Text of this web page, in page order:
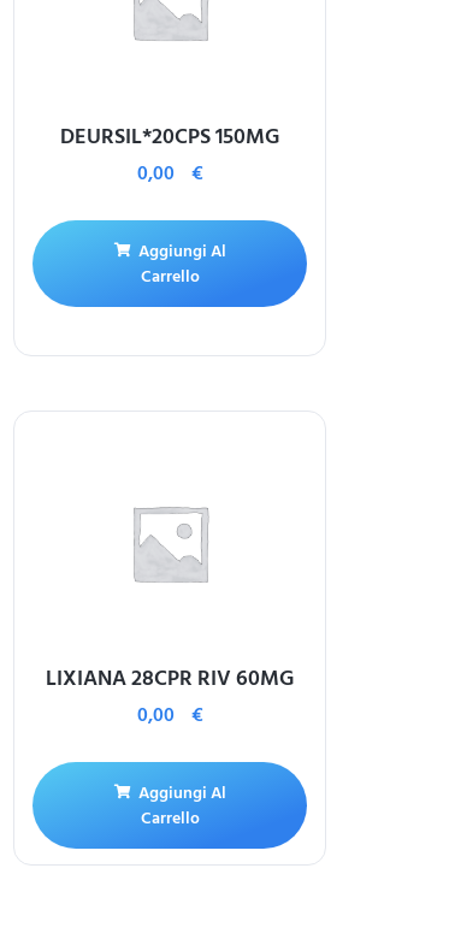
DEURSIL*20CPS 150MG
0,00 €
Aggiungi Al
Carrello
LIXIANA 28CPR RIV 60MG
0,00 €
Aggiungi Al
Carrello